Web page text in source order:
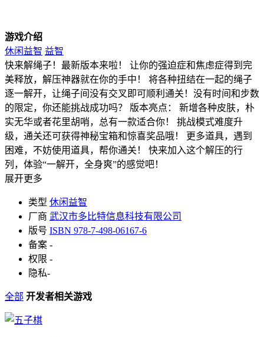
游戏介绍
休闲益智 益智
快来解绳子！最新版本来啦！ 让你的强迫症和焦虑症得到完
美释放，解压神器就在你的手中！ 将各种扭结在一起的绳子
逐一解开，让绳子间没有交叉即可顺利通关！没有时间和步数
的限定，你还能挑战成功吗？ 版本亮点： 新增各种皮肤，朴
实无华或者花里胡哨，总有一款适合你！ 挑战模式难度升
级，通关还可获得神秘宝箱和惊喜奖品哦！ 更多道具，遇到
困难，不妨使用道具，帮你通关！ 快来加入这个解压的行
列，体验“一解开，全身爽”的感觉吧！
展开更多
类型 休闲益智
厂商 武汉市多比特信息科技有限公司
版号 ISBN 978-7-498-06167-6
备案 -
权限 -
隐私-
全部 开发者相关游戏